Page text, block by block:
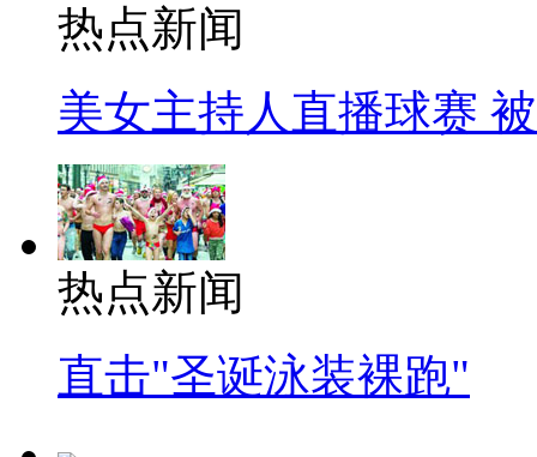
热点新闻
美女主持人直播球赛
热点新闻
直击"圣诞泳装裸跑"